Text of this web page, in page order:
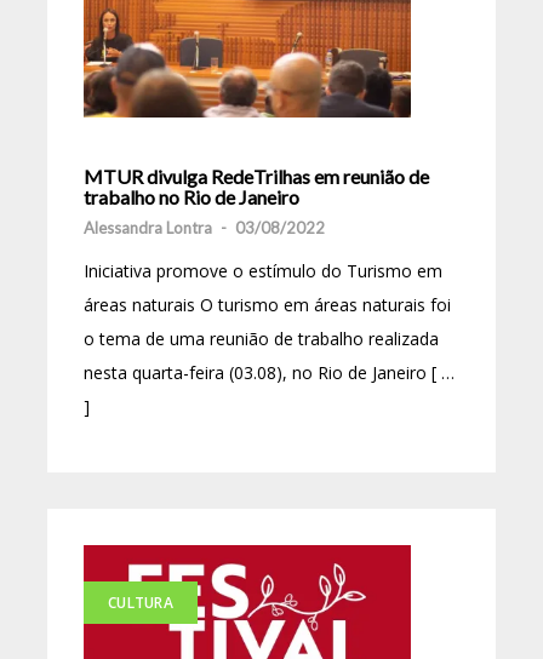
MTUR divulga RedeTrilhas em reunião de
trabalho no Rio de Janeiro
Alessandra Lontra - 03/08/2022
Iniciativa promove o estímulo do Turismo em
áreas naturais O turismo em áreas naturais foi
o tema de uma reunião de trabalho realizada
nesta quarta-feira (03.08), no Rio de Janeiro [ …
]
CULTURA